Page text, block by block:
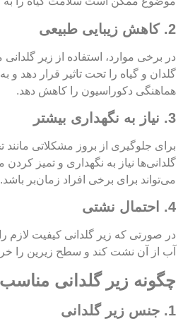
2. کاهش زیبایی طبیعی
در برخی موارد، استفاده از زیر
گلدان و گیاه را تحت تاثیر قرار دهد و
هماهنگی دکوراسیون را کاهش دهد.
3. نیاز به نگهداری بیشتر
برای جلوگیری از بروز مشکلاتی مانند
گلدانی‌ها نیاز به نگهداری و تمیز
می‌تواند برای برخی افراد زمان‌بر باشد.
4. احتمال نشتی
در صورتی که زیر گلدانی کیفیت لازم
آب از آن نشت کند و سطح زیرین را
چگونه زیر گلدانی
1. جنس زیر گلدانی